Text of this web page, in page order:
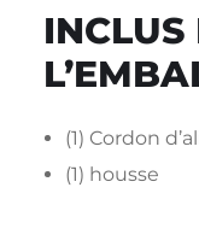
INCLUS
(1) Cordon
(1) housse